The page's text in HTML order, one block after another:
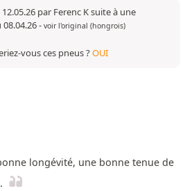
par Ferenc K suite à une
- voir l'original (hongrois)
vous ces pneus ?OUI
longévité, une bonne tenue de